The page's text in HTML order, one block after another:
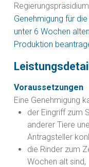
Genehmigung für
unter 6 Wochen
Produktion
Voraussetzungen
Eine Genehmigung
der Eingriff zum
anderer Tiere
Antragsteller
die Rinder zum
Wochen alt sind,